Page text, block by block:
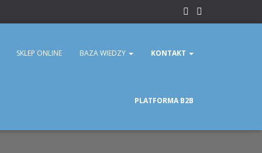
SKLEP ONLINE BAZA WIEDZY KONTAKT
PLATFORMA B2B